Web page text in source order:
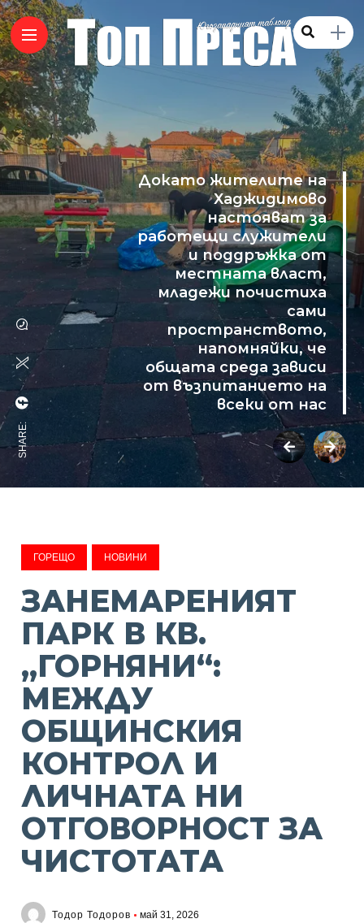
Докато жителите на
Хаджидимово
настояват за
работещи служители
и поддръжка от
местната власт,
младежи почистиха
сами
пространството,
напомняйки, че
общата среда зависи
от възпитанието на
всеки от нас
SHARE:
ГОРЕЩО НОВИНИ
ЗАНЕМАРЕНИЯТ
ПАРК В КВ.
„ГОРНЯНИ“:
МЕЖДУ
ОБЩИНСКИЯ
КОНТРОЛ И
ЛИЧНАТА НИ
ОТГОВОРНОСТ ЗА
ЧИСТОТАТА
Тодор Тодоров май 31, 2026